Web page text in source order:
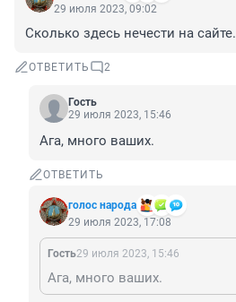
29 июля 2023, 09:02
Сколько здесь нечести на сайте.
ОТВЕТИТЬ 2
Гость
29 июля 2023, 15:46
Ага, много ваших.
ОТВЕТИТЬ
голос народа
29 июля 2023, 17:08
Гость29 июля 2023, 15:46
Ага, много ваших.